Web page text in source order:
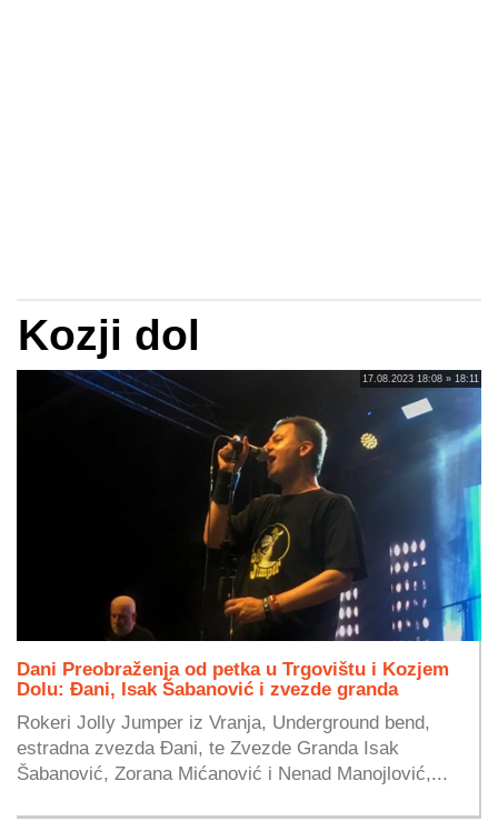
Kozji dol
17.08.2023 18:08 » 18:11
Dani Preobraženja od petka u Trgovištu i Kozjem
Dolu: Đani, Isak Šabanović i zvezde granda
Rokeri Jolly Jumper iz Vranja, Underground bend,
estradna zvezda Đani, te Zvezde Granda Isak
Šabanović, Zorana Mićanović i Nenad Manojlović,...